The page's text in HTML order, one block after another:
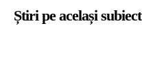
Știri pe același subiect